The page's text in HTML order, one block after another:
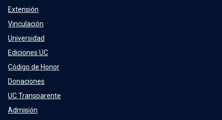
Extensión
Vinculación
Universidad
Ediciones UC
Código de Honor
Donaciones
UC Transparente
Admisión